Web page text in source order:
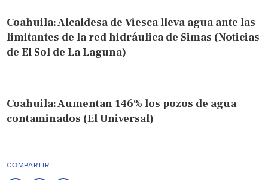
Coahuila: Alcaldesa de Viesca lleva agua ante las
limitantes de la red hidráulica de Simas (Noticias
de El Sol de La Laguna)
Coahuila: Aumentan 146% los pozos de agua
contaminados (El Universal)
COMPARTIR